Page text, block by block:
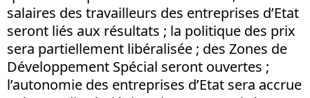
salaires des travailleurs des entreprises d’Etat
seront liés aux résultats ; la politique des prix
sera partiellement libéralisée ; des Zones de
Développement Spécial seront ouvertes ;
l’autonomie des entreprises d’Etat sera accrue